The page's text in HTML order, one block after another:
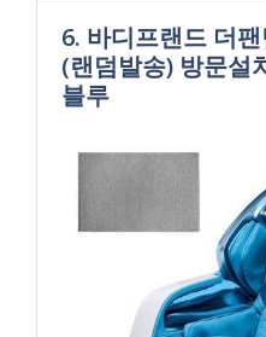
6. 바디프랜드 더
(랜덤발송) 방문설
블루